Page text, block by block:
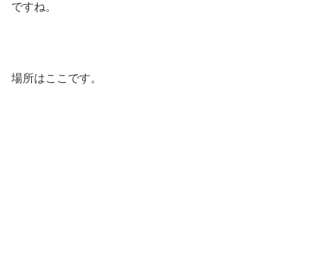
ですね。
場所はここです。